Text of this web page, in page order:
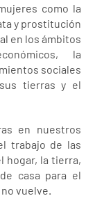
como la
y prostitución
en los ámbitos
la
sociales
tierras y el
en nuestros
trabajo de las
hogar, la tierra,
casa para el
vuelve.